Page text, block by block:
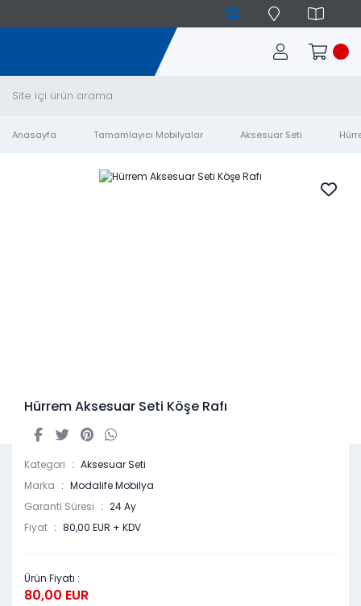
Anasayfa Tamamlayıcı Mobilyalar Aksesuar Seti
Hürrem Aksesuar Seti Köşe Rafı
Kategori
Aksesuar Seti
Marka
Modalife Mobilya
Garanti Süresi
24 Ay
Fiyat
80,00 EUR + KDV
Ürün Fiyatı :
80,00 EUR